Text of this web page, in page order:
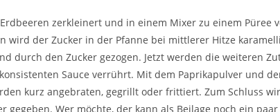
zerkleinert und in einem Mixer zu einem Püree
wird der Zucker in der Pfanne bei mittlerer Hitze
durch den Zucker gezogen. Jetzt werden die weiteren
Sauce verrührt. Mit dem Paprikapulver und
kurz angebraten, gegrillt oder frittiert. Zum Schluss
gegeben. Wer möchte, der kann als Beilage noch ein